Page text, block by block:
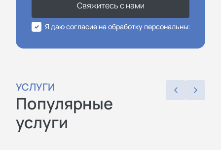
Свяжитесь с нами
Я даю согласие на обработку персональных
УСЛУГИ
Популярные
услуги